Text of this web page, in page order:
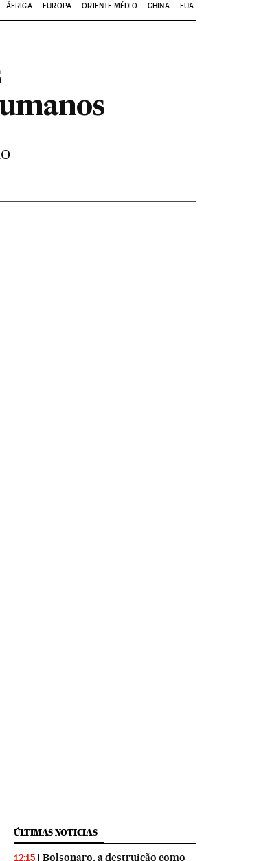
ÁFRICA EUROPA ORIENTE MÉDIO CHINA EUA
ÚLTIMAS NOTICIAS
12:15
Bolsonaro, a destruição como